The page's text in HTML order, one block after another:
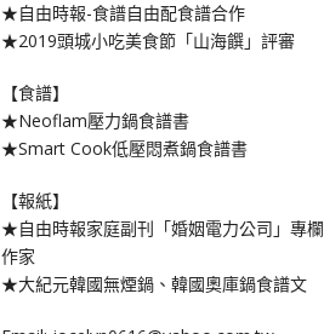
★自由時報-食譜自由配食譜合作
★2019頭城小吃美食節「山海饌」評審
【食譜】
★Neoflam壓力鍋食譜書
★Smart Cook低壓悶煮鍋食譜書
【報紙】
★自由時報家庭副刊「婚姻電力公司」專欄
作家
★大紀元韓國無煙鍋、韓國奧庫鍋食譜文